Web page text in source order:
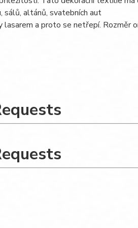
sálů, altánů, svatebních aut
lasarem a proto se netřepí. Rozměr